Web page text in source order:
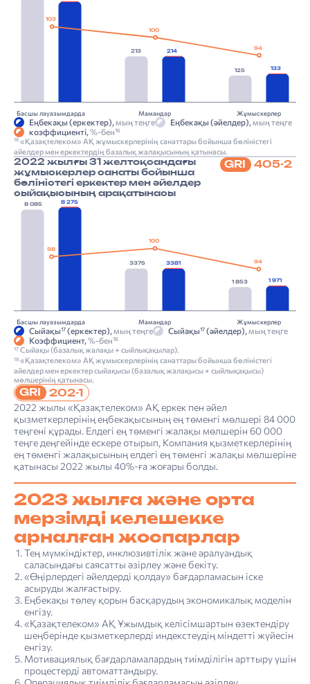
103
100
94
213 214
125 133
Басшы лауазымдарда Мамандар Жұмыскерлер
Еңбекақы (еркектер), мың теңге Еңбекақы (әйелдер), мың теңге
коэффициенті, %-бен16
16 «Қазақтелеком» АҚ жұмыскерлерінің санаттары бойынша бөліністегі
әйелдер мен еркектердің базалық жалақысының қатынасы.
2022 жылғы 31 желтоқсандағы
жұмыскерлер санаты бойынша
бөліністегі еркектер мен әйелдер
сыйақысының арақатынасы
GRI 405-2
98
100
94
8 085
8 275
3375 3381
1 853 1 971
Басшы лауазымдарда Мамандар Жұмыскерлер
Сыйақы17 (еркектер), мың теңге Сыйақы17 (әйелдер), мың теңге
Коэффициент, %-бен18
17 Сыйақы (базалық жалақы + сыйлықақылар).
18 «Қазақтелеком» АҚ жұмыскерлерінің санаттары бойынша бөліністегі
әйелдер мен еркектер сыйақысы (базалық жалақысы + сыйлықақысы)
мөлшерінің қатынасы.
GRI 202-1
2022 жылы «Қазақтелеком» АҚ еркек пен әйел
қызметкерлерінің еңбекақысының ең төменгі мөлшері 84 000
теңгені құрады. Елдегі ең төменгі жалақы мөлшерін 60 000
теңге деңгейінде ескере отырып, Компания қызметкерлерінің
ең төменгі жалақысының елдегі ең төменгі жалақы мөлшеріне
қатынасы 2022 жылы 40%-ға жоғары болды.
2023 жылға және орта
мерзімді келешекке
арналған жоспарлар
Тең мүмкіндіктер, инклюзивтілік және әралуандық
саласындағы саясатты әзірлеу және бекіту.
«Өңірлердегі әйелдерді қолдау» бағдарламасын іске
асыруды жалғастыру.
Еңбекақы төлеу қорын басқарудың экономикалық моделін
енгізу.
«Қазақтелеком» АҚ Ұжымдық келісімшартын өзектендіру
шеңберінде қызметкерлерді индекстеудің міндетті жүйесін
енгізу.
Мотивациялық бағдарламалардың тиімділігін арттыру үшін
процестерді автоматтандыру.